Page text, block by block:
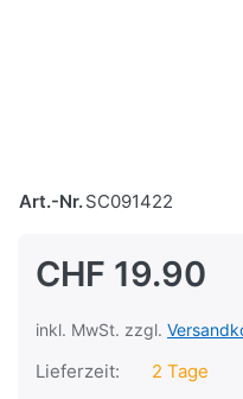
Art.-Nr.SC091422
CHF 19.90
inkl. MwSt. zzgl.
Lieferzeit: 2 Tage